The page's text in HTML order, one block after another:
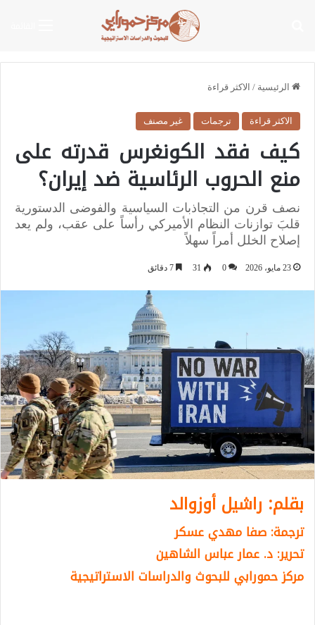
الرئيسية / الاكثر قراءة
الاكثر قراءة ترجمات غير مصنف
كيف فقد الكونغرس قدرته على
منع الحروب الرئاسية ضد إيران؟
نصف قرن من التجاذبات السياسية والفوضى الدستورية
قلبَ توازنات النظام الأميركي رأساً على عقب، ولم يعد
إصلاح الخلل أمراً سهلاً
23 مايو، 2026 0
31
بقلم: راشيل أوزوالد
ترجمة: صفا مهدي عسكر
تحرير: د. عمار عباس الشاهين
مركز حمورابي للبحوث والدراسات الاستراتيجية